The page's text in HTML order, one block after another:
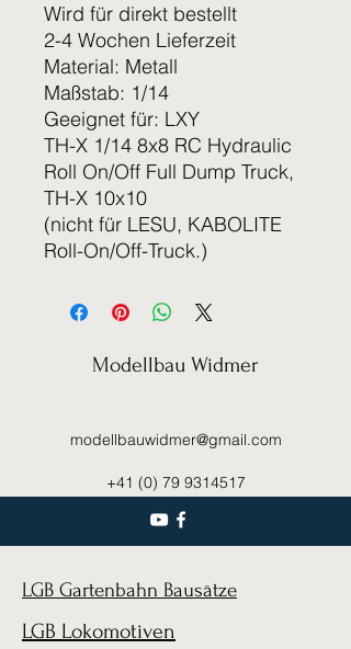
Wird für direkt bestellt
2-4 Wochen Lieferzeit
Material: Metall
Maßstab: 1/14
Geeignet für: LXY
TH-X 1/14 8x8 RC Hydraulic
Roll On/Off Full Dump Truck,
TH-X 10x10
(nicht für LESU, KABOLITE
Roll-On/Off-Truck.)
Modellbau Widmer
modellbauwidmer@gmail.com
+41 (0) 79 9314517
LGB Gartenbahn Bausätze
LGB Lokomotiven